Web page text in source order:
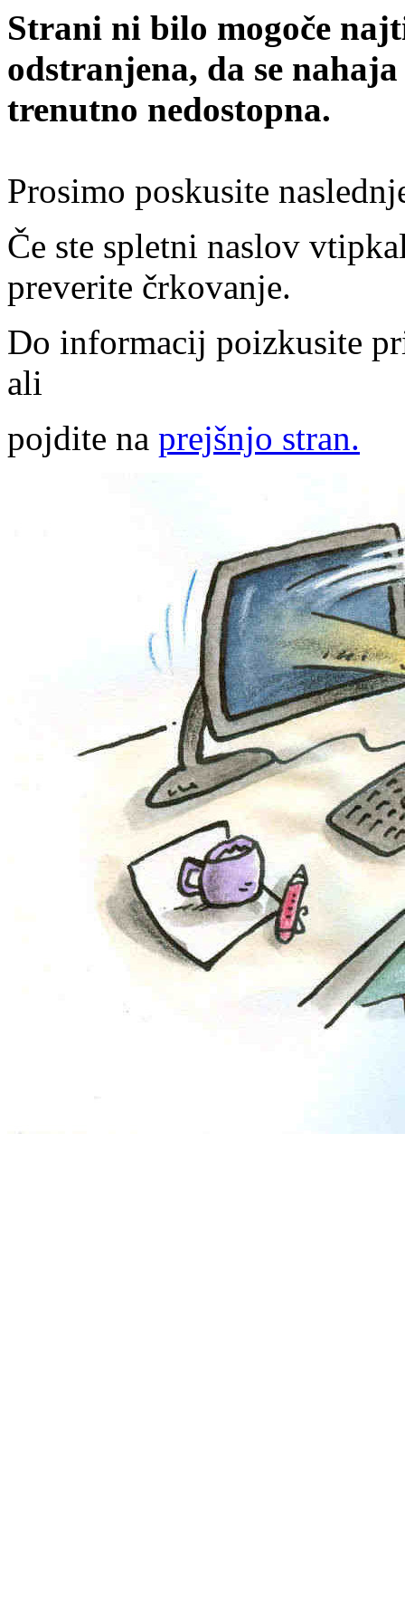
Strani ni bilo mogoče
odstranjena, da se
trenutno nedostopna.
Prosimo poskusite
Če ste spletni naslov
preverite črkovanje.
Do informacij poizkusite
ali
pojdite na prejšnjo stran.